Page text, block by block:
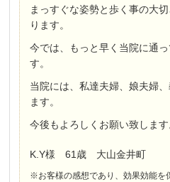
まっすぐな姿勢と歩く事の大
ります。
今では、もっと早く当院に通
す。
当院には、私達夫婦、娘夫婦
ます。
今後もよろしくお願い致します
K.Y様 61歳 大山金井町
※お客様の感想であり、効果効能を